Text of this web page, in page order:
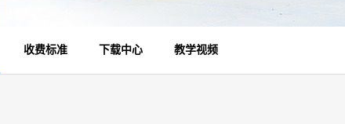
收费标准 下载中心 教学视频